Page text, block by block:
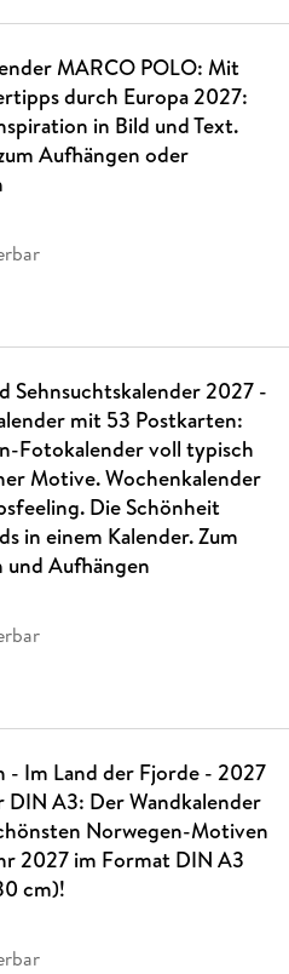
MARCO POLO: Mit
durch Europa 2027:
in Bild und Text.
Aufhängen oder
Sehnsuchtskalender 2027 -
mit 53 Postkarten:
Fotokalender voll typisch
Motive. Wochenkalender
Die Schönheit
in einem Kalender. Zum
Aufhängen
- Im Land der Fjorde - 2027
DIN A3: Der Wandkalender
Norwegen-Motiven
2027 im Format DIN A3
cm)!